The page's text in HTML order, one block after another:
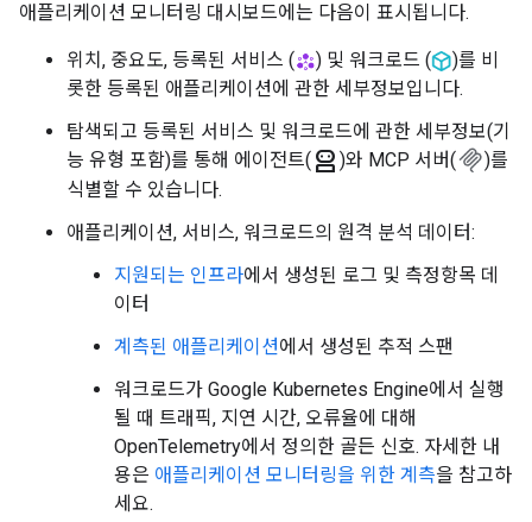
애플리케이션 모니터링 대시보드에는 다음이 표시됩니다.
위치, 중요도, 등록된 서비스 ( ) 및 워크로드 (
)를 비
롯한 등록된 애플리케이션에 관한 세부정보입니다.
탐색되고 등록된 서비스 및 워크로드에 관한 세부정보(기
능 유형 포함)를 통해 에이전트( robot_2 )와 MCP 서버(
)를
식별할 수 있습니다.
애플리케이션, 서비스, 워크로드의 원격 분석 데이터:
지원되는 인프라에서 생성된 로그 및 측정항목 데
이터
계측된 애플리케이션에서 생성된 추적 스팬
워크로드가 Google Kubernetes Engine에서 실행
될 때 트래픽, 지연 시간, 오류율에 대해
OpenTelemetry에서 정의한 골든 신호. 자세한 내
용은 애플리케이션 모니터링을 위한 계측을 참고하
세요.